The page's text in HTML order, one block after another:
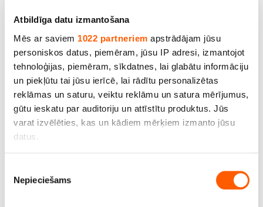
Atbildīga datu izmantošana
Mēs ar saviem 1022 partneriem apstrādājam jūsu
personiskos datus, piemēram, jūsu IP adresi, izmantojot
tehnoloģijas, piemēram, sīkdatnes, lai glabātu informāciju
un piekļūtu tai jūsu ierīcē, lai rādītu personalizētas
reklāmas un saturu, veiktu reklāmu un satura mērījumus,
gūtu ieskatu par auditoriju un attīstītu produktus. Jūs
varat izvēlēties, kas un kādiem mērķiem izmanto jūsu
datus.
apkopot informāciju par jūsu ģeogrāfisko
izvēle
Nepieciešams
piegāde!
Cena līdz 293.00€ *
SALE